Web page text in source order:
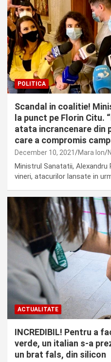
POLITICA
Scandal in coalitie!
la punct pe Florin Citu.
atata incrancenare din
care a compromis
December 10, 2021 Mara Ion
Ministrul Sanatatii, Alexandru
vineri, atacurilor lansate in
ACTUALITATE
INCREDIBIL! Pentru a
verde, un italian s-a
un brat fals, din silicon